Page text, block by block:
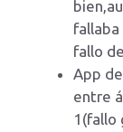
fallaba
fallo
App
entre
1(fallo